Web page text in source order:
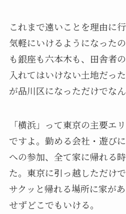
これまで遠いことを理由に
気軽にいけるようになった
も銀座も六本木も、田舎者
入れてはいけない土地だっ
が品川区になっただけでな
「横浜」って東京の主要エ
ですよ。勤める会社・遊び
への参加、全て家に帰れる
た。東京に引っ越しただけ
サクッと帰れる場所に家が
せずどこでもいける。